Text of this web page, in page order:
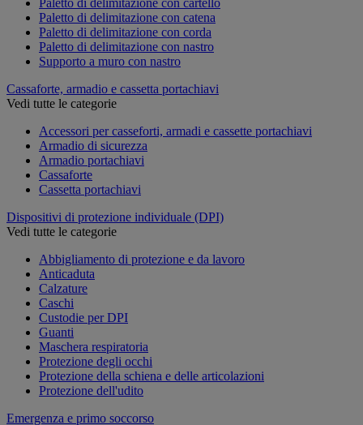
Paletto di delimitazione con catena
Paletto di delimitazione con corda
Paletto di delimitazione con nastro
Supporto a muro con nastro
Cassaforte, armadio e cassetta portachiavi
Vedi tutte le categorie
Accessori per casseforti, armadi e cassette portachiavi
Armadio di sicurezza
Armadio portachiavi
Cassaforte
Cassetta portachiavi
Dispositivi di protezione individuale (DPI)
Vedi tutte le categorie
Abbigliamento di protezione e da lavoro
Anticaduta
Calzature
Caschi
Custodie per DPI
Guanti
Maschera respiratoria
Protezione degli occhi
Protezione della schiena e delle articolazioni
Protezione dell'udito
Emergenza e primo soccorso